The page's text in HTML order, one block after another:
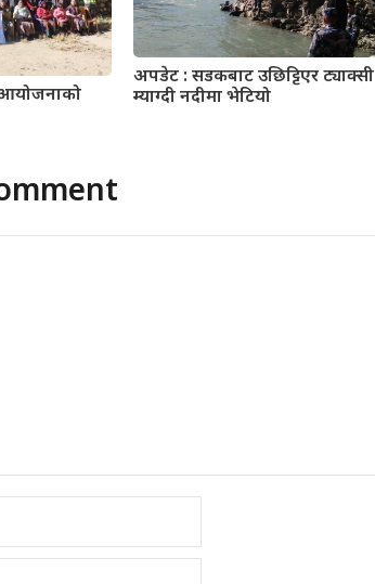
आयोजनाको
अपडेट : सडकबाट उछिट्टिएर ट्याक्सी
म्याग्दी नदीमा भेटियो